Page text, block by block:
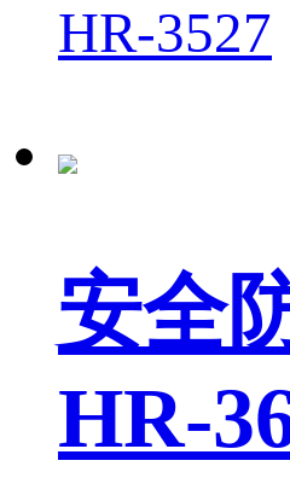
HR-3527
安全
HR-